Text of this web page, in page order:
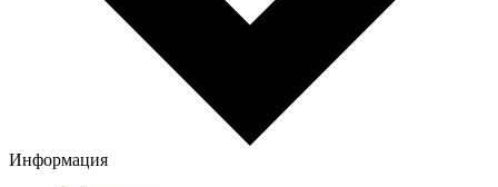
Информация